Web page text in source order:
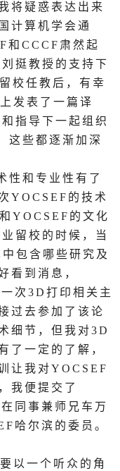
将疑惑表达出来
计算机学会通
和CCCF肃然起
挺教授的支持下
校任教后，有幸
发表了一篇译
指导下一起组织
这些都逐渐加深
性和专业性有了
YOCSEF的技术
YOCSEF的文化
留校的时候，当
包含哪些研究及
看到消息，
次3D打印相关主
过去参加了该论
细节，但我对3D
了一定的了解，
让我对YOCSEF
我便提交了
同事兼师兄车万
哈尔滨的委员。
以一个听众的角